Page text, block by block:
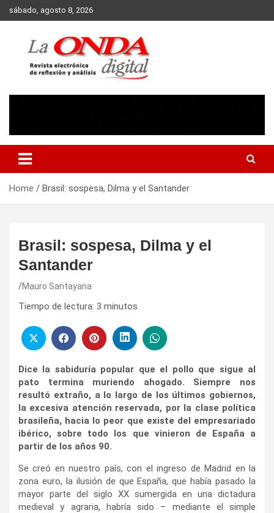
Skip
to
sábado, agosto 8, 2026
Home Brasil: sospesa, Dilma y el Santander
Brasil: sospesa, Dilma y el
Santander
Mauro Santayana
Tiempo de lectura: 3 minutos
Dice la sabiduría popular que el pollo que sigue al
pato termina muriendo ahogado. Siempre nos
resultó extraño, a lo largo de los últimos gobiernos,
la excesiva atención reservada, por la clase política
brasileña, hacia lo peor que existe del empresariado
ibérico, sobre todo los que vinieron de España a
partir de los años 90.
Se creó en nuestro país, con el ingreso de Madrid en la
zona euro, la ilusión de que España, que había pasado la
mayor parte del siglo XX sumergida en una dictadura
medieval y agraria, habría sido – mediante el simple